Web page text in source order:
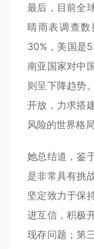
最后，目前全
晴雨表调查
30%，美国是
南亚国家对中
则呈下降趋势
开放，力求搭
风险的世界格局
她总结道，鉴
是非常具有挑
坚定致力于保
进互信，积极
现存问题；第